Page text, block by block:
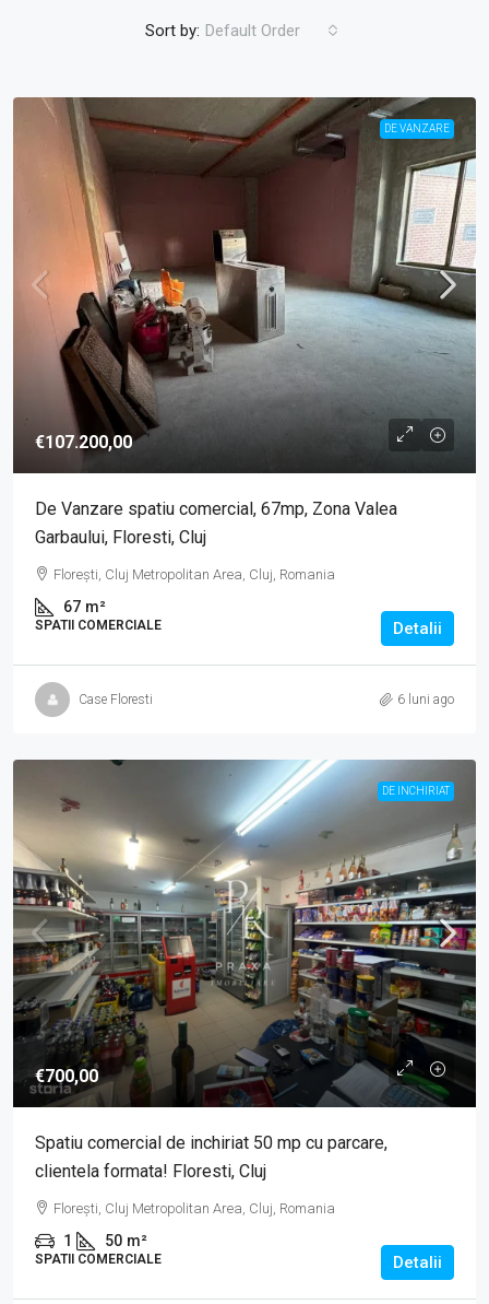
Sort by: Default Order
DE VANZARE
€107.200,00
De Vanzare spatiu comercial, 67mp, Zona Valea
Garbaului, Floresti, Cluj
Florești, Cluj Metropolitan Area, Cluj, Romania
67 m²
SPATII COMERCIALE Detalii
Case Floresti 6 luni ago
DE INCHIRIAT
€700,00
Spatiu comercial de inchiriat 50 mp cu parcare,
clientela formata! Floresti, Cluj
Florești, Cluj Metropolitan Area, Cluj, Romania
1 50 m²
SPATII COMERCIALE Detalii